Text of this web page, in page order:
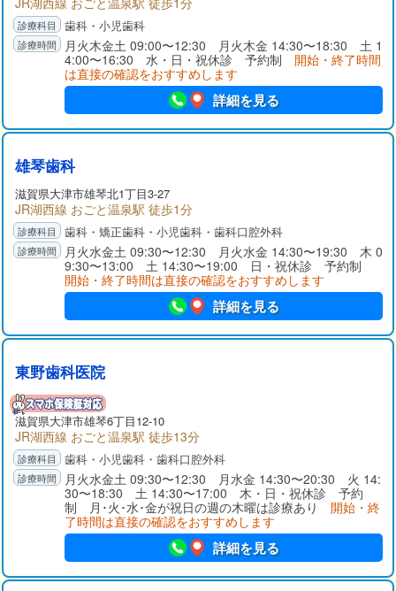
歯科・小児歯科
月火木金土 09:00〜12:30 月火木金 14:30〜18:30 土 1
4:00〜16:30 水・日・祝休診 予約制 開始・終了時間
は直接の確認をおすすめします
詳細を見る
雄琴歯科
滋賀県大津市雄琴北1丁目3-27
JR湖西線 おごと温泉駅 徒歩1分
歯科・矯正歯科・小児歯科・歯科口腔外科
月火水金土 09:30〜12:30 月火水金 14:30〜19:30 木 0
9:30〜13:00 土 14:30〜19:00 日・祝休診 予約制
開始・終了時間は直接の確認をおすすめします
詳細を見る
東野歯科医院
滋賀県大津市雄琴6丁目12-10
JR湖西線 おごと温泉駅 徒歩13分
歯科・小児歯科・歯科口腔外科
月火水金土 09:30〜12:30 月水金 14:30〜20:30 火 14:
30〜18:30 土 14:30〜17:00 木・日・祝休診 予約
制 月･火･水･金が祝日の週の木曜は診療あり 開始・終
了時間は直接の確認をおすすめします
詳細を見る